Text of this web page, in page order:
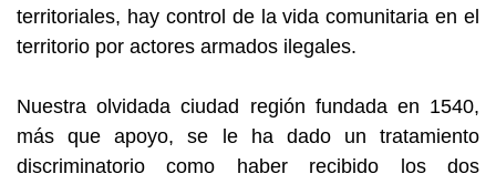
territoriales, hay control de la vida comunitaria en el
territorio por actores armados ilegales.
Nuestra olvidada ciudad región fundada en 1540,
más que apoyo, se le ha dado un tratamiento
discriminatorio como haber recibido los dos